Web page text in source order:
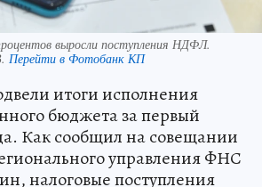
выросли поступления НДФЛ.
Перейти в Фотобанк КП
итоги исполнения
бюджета за первый
Как сообщил на совещании
управления ФНС
налоговые поступления